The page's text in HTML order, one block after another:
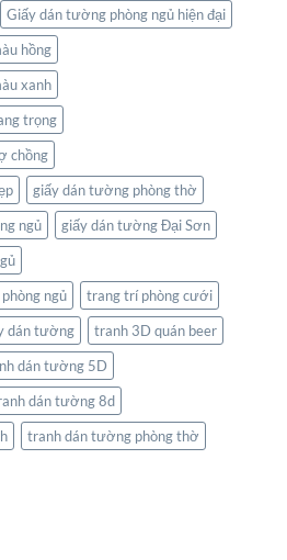
Giấy dán tường phòng ngủ hiện đại
hồng
xanh
trọng
chồng
giấy dán tường phòng thờ
ngủ
giấy dán tường Đại Sơn
ngủ
trang trí phòng cưới
dán tường
tranh 3D quán beer
dán tường 5D
dán tường 8d
tranh dán tường phòng thờ